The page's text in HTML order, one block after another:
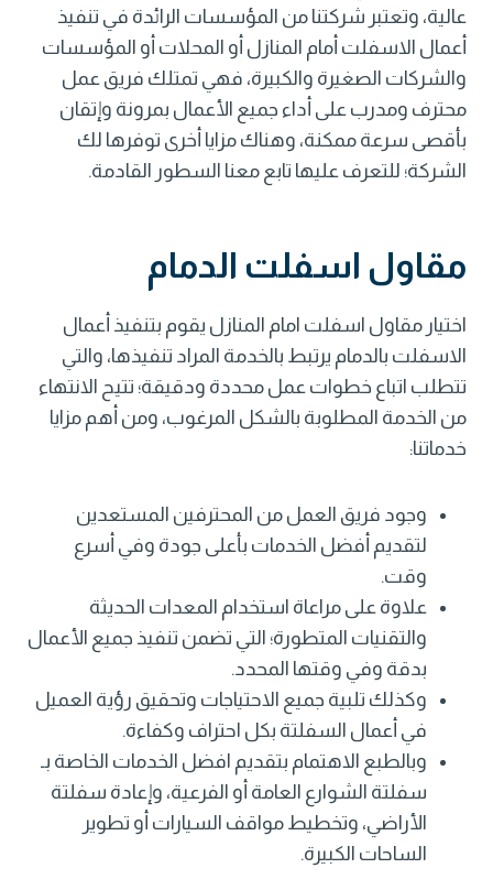
عالية، وتعتبر شركتنا من المؤسسات الرائدة في تنفيذ
أعمال الاسفلت أمام المنازل أو المحلات أو المؤسسات
والشركات الصغيرة والكبيرة، فهي تمتلك فريق عمل
محترف ومدرب على أداء جميع الأعمال بمرونة وإتقان
بأقصى سرعة ممكنة، وهناك مزايا أخرى توفرها لك
الشركة؛ للتعرف عليها تابع معنا السطور القادمة.
مقاول اسفلت الدمام
اختيار مقاول اسفلت امام المنازل يقوم بتنفيذ أعمال
الاسفلت بالدمام يرتبط بالخدمة المراد تنفيذها، والتي
تتطلب اتباع خطوات عمل محددة ودقيقة؛ تتيح الانتهاء
من الخدمة المطلوبة بالشكل المرغوب، ومن أهم مزايا
خدماتنا:
وجود فريق العمل من المحترفين المستعدين
لتقديم أفضل الخدمات بأعلى جودة وفي أسرع
وقت.
علاوة على مراعاة استخدام المعدات الحديثة
والتقنيات المتطورة؛ التي تضمن تنفيذ جميع الأعمال
بدقة وفي وقتها المحدد.
وكذلك تلبية جميع الاحتياجات وتحقيق رؤية العميل
في أعمال السفلتة بكل احتراف وكفاءة.
وبالطبع الاهتمام بتقديم افضل الخدمات الخاصة بـ
سفلتة الشوارع العامة أو الفرعية، وإعادة سفلتة
الأراضي، وتخطيط مواقف السيارات أو تطوير
الساحات الكبيرة.